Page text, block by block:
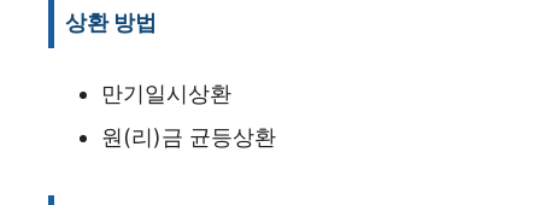
상환 방법
만기일시상환
원(리)금 균등상환